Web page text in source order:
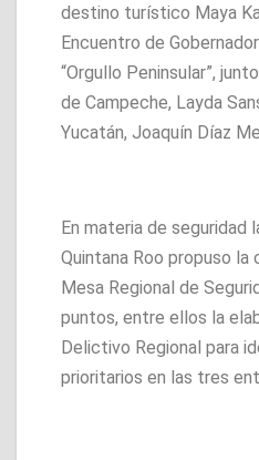
destino turístico Maya
Encuentro de
“Orgullo Peninsular”,
de Campeche, Layda
Yucatán, Joaquín Díaz
En materia de seguridad
Quintana Roo propuso
Mesa Regional de
puntos, entre ellos la
Delictivo Regional para
prioritarios en las tres